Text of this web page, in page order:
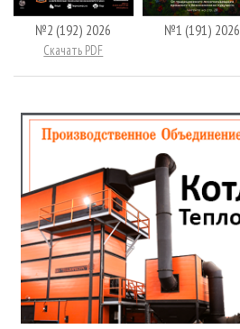
№2 (192) 2026
Скачать PDF
№1 (191) 2026